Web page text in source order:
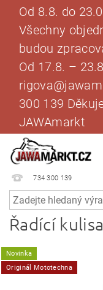
Od 8.8. do
Všechny
budou
Od 17.8. –
300 139
JAWAmarkt
734 300 139
Řadící
Novinka
Originál Mototechna